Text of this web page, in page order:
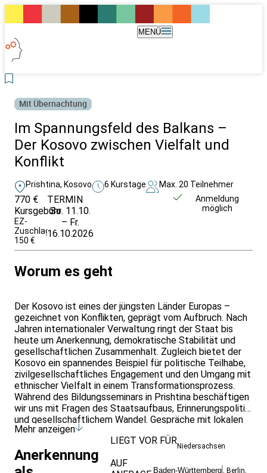
MENÜ
Mit Übernachtung
Im Spannungsfeld des Balkans –
Der Kosovo zwischen Vielfalt und
Konflikt
Prishtina, Kosovo 6 Kurstage Max. 20 Teilnehmer
770 €
Kursgebühr
EZ-
Zuschlag
150 €
TERMIN
So. 11.10.
– Fr.
16.10.2026
Anmeldung
möglich
Worum es geht
Der Kosovo ist eines der jüngsten Länder Europas –
gezeichnet von Konflikten, geprägt vom Aufbruch. Nach
Jahren internationaler Verwaltung ringt der Staat bis
heute um Anerkennung, demokratische Stabilität und
gesellschaftlichen Zusammenhalt. Zugleich bietet der
Kosovo ein spannendes Beispiel für politische Teilhabe,
zivilgesellschaftliches Engagement und den Umgang mit
ethnischer Vielfalt in einem Transformationsprozess.
Während des Bildungsseminars in Prishtina beschäftigen
wir uns mit Fragen des Staatsaufbaus, Erinnerungspolitik
und gesellschaftlichem Wandel. Gespräche mit lokalen
Initiativen, politischen Akteur:innen und internationalen
Organisationen ermöglichen Einblicke in die Realität
eines jungen Staates im europäischen Kontext.
Eine Tagesexkursion führt uns nach Mitrovica – Sinnbild
Mehr anzeigen
Anerkennung
LIEGT VOR FÜRNiedersachsen
AUF
Baden-Württemberg, Berlin,